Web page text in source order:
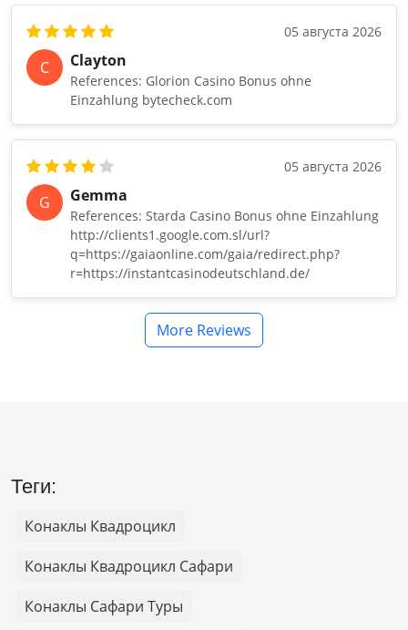
05 августа 2026
C Clayton
References: Glorion Casino Bonus ohne
Einzahlung bytecheck.com
05 августа 2026
G Gemma
References: Starda Casino Bonus ohne Einzahlung
http://clients1.google.com.sl/url?
q=https://gaiaonline.com/gaia/redirect.php?
r=https://instantcasinodeutschland.de/
More Reviews
Теги:
Конаклы Квадроцикл
Конаклы Квадроцикл Сафари
Конаклы Сафари Туры